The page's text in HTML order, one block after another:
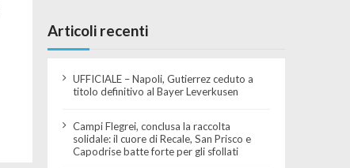
Articoli recenti
UFFICIALE – Napoli, Gutierrez ceduto a
titolo definitivo al Bayer Leverkusen
Campi Flegrei, conclusa la raccolta
solidale: il cuore di Recale, San Prisco e
Capodrise batte forte per gli sfollati